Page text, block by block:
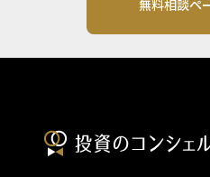
無料相談ペ